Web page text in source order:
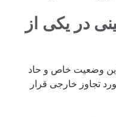
در یکی از
این وضعیت خاص و حاد
تجاوز خارجی قرار